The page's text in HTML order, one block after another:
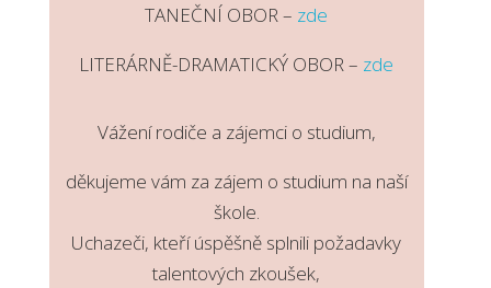
TANEČNÍ OBOR – zde
LITERÁRNĚ-DRAMATICKÝ OBOR – zde
Vážení rodiče a zájemci o studium,
děkujeme vám za zájem o studium na naší
škole.
Uchazeči, kteří úspěšně splnili požadavky
talentových zkoušek,